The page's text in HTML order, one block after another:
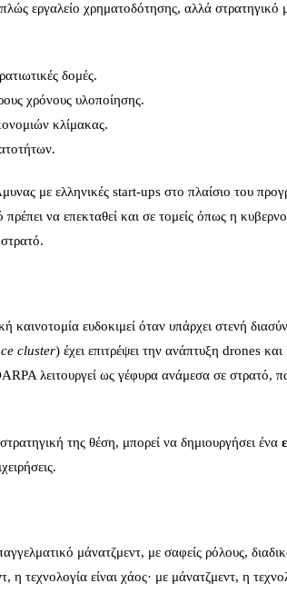
εργαλείο χρηματοδότησης, αλλά στρατηγικό
δομές.
χρόνους υλοποίησης.
κλίμακας.
με ελληνικές start-ups στο πλαίσιο του
να επεκταθεί και σε τομείς όπως η
καινοτομία ευδοκιμεί όταν υπάρχει στενή
cluster) έχει επιτρέψει την ανάπτυξη drones
λειτουργεί ως γέφυρα ανάμεσα σε στρατό,
της θέση, μπορεί να δημιουργήσει ένα
μάνατζμεντ, με σαφείς ρόλους,
η τεχνολογία είναι χάος· με μάνατζμεντ, η